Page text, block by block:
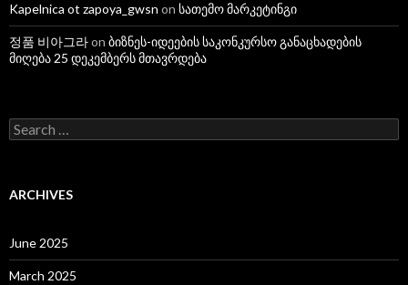
Kapelnica ot zapoya_gwsn on სათემო მარკეტინგი
정품 비아그라on ბიზნეს-იდეების საკონკურსო განაცხადების
მიღება 25 დეკემბერს მთავრდება
S
e
c
o
r
:
ARCHIVES
June 2025
March 2025